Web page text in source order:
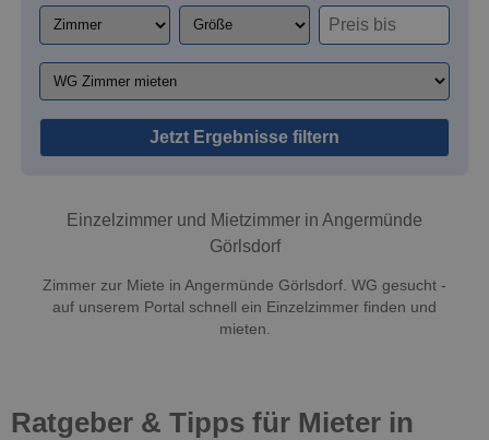
Jetzt Ergebnisse filtern
Einzelzimmer und Mietzimmer in Angermünde
Görlsdorf
Zimmer zur Miete in Angermünde Görlsdorf. WG gesucht -
auf unserem Portal schnell ein Einzelzimmer finden und
mieten.
Ratgeber & Tipps für Mieter in